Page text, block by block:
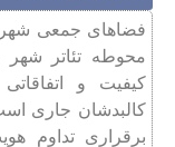
فضاهای جمعی
محوطه تئاتر شهر
کیفیت و
کالبدشان جاری
برقراری تداوم